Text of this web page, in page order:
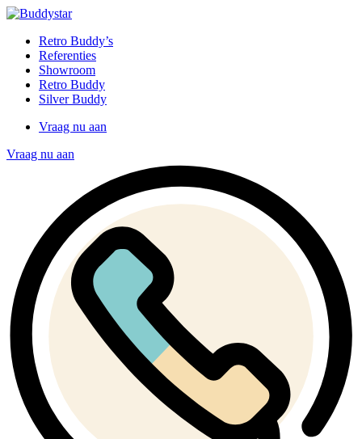
Retro Buddy’s
Referenties
Showroom
Retro Buddy
Silver Buddy
Vraag nu aan
Vraag nu aan